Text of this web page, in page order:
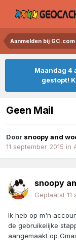
Aanmelden bij
Maandag 4
gestopt!
Geen Mail
Door snoopy and
11 september 2015 in
snoopy
Geplaatst 11
Ik heb op m'n
de gebruikelijke
aangemaakt op